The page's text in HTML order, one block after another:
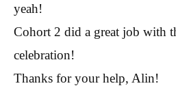
yeah!
Cohort 2 did a great job with
celebration!
Thanks for your help, Alin!